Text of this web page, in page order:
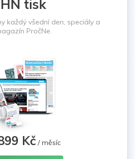
HN tisk
každý všední den, speciály a
PročNe.
Kč/ měsíc